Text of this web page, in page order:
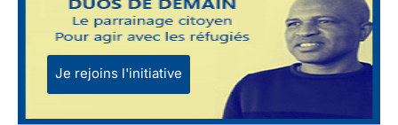
Je rejoins l'initiative